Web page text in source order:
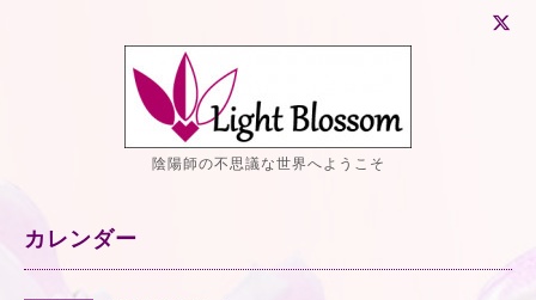
陰陽師の不思議な世界へようこそ
カレンダー